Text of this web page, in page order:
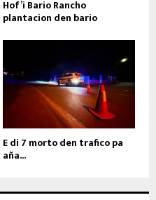
Hof’i Bario Rancho
plantacion den bario
E di 7 morto den trafico pa
aña...